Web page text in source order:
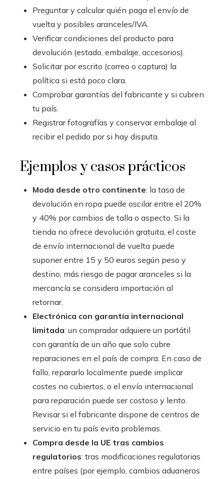
Preguntar y calcular quién paga el envío de
vuelta y posibles aranceles/IVA.
Verificar condiciones del producto para
devolución (estado, embalaje, accesorios).
Solicitar por escrito (correo o captura) la
política si está poco clara.
Comprobar garantías del fabricante y si cubren
tu país.
Registrar fotografías y conservar embalaje al
recibir el pedido por si hay disputa.
Ejemplos y casos prácticos
Moda desde otro continente: la tasa de
devolución en ropa puede oscilar entre el 20%
y 40% por cambios de talla o aspecto. Si la
tienda no ofrece devolución gratuita, el coste
de envío internacional de vuelta puede
suponer entre 15 y 50 euros según peso y
destino, más riesgo de pagar aranceles si la
mercancía se considera importación al
retornar.
Electrónica con garantía internacional
limitada: un comprador adquiere un portátil
con garantía de un año que solo cubre
reparaciones en el país de compra. En caso de
fallo, repararlo localmente puede implicar
costes no cubiertos, o el envío internacional
para reparación puede ser costoso y lento.
Revisar si el fabricante dispone de centros de
servicio en tu país evita problemas.
Compra desde la UE tras cambios
regulatorios: tras modificaciones regulatorias
entre países (por ejemplo, cambios aduaneros